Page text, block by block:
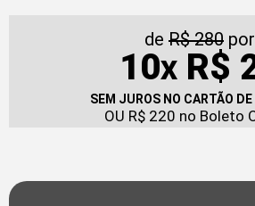
de R$ 280 por
10XR$
SEM JUROS NO CARTÃO
OU R$ 220 no Boleto